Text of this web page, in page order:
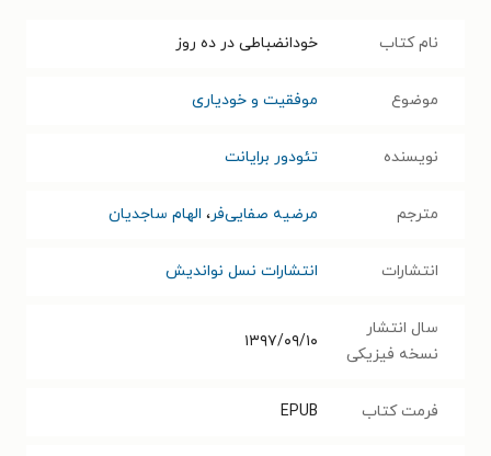
نام کتاب خودانضباطی در ده روز
موضوع موفقیت و خودیاری
نویسنده تئودور برایانت
مترجم مرضیه صفایی‌فر، الهام ساجدیان
انتشارات انتشارات نسل نواندیش
سال انتشار
نسخه فیزیکی
۱۳۹۷/۰۹/۱۰
فرمت کتاب EPUB